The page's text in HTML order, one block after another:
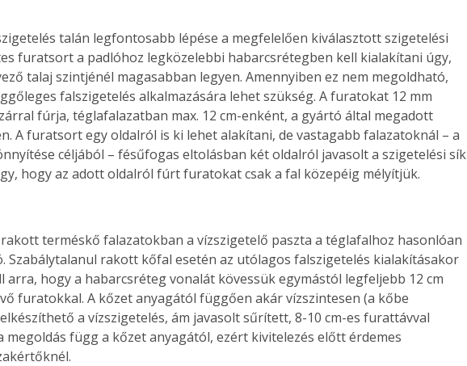
egyedi
vagy
Bárhol,
élve
talán legfontosabb lépése a megfelelően kiválasztott szigetelési
furatsort a padlóhoz legközelebbi habarcsrétegben kell kialakítani úgy,
talaj szintjénél magasabban legyen. Amennyiben ez nem megoldható,
falszigetelés alkalmazására lehet szükség. A furatokat 12 mm
fúrja, téglafalazatban max. 12 cm-enként, a gyártó által megadott
A furatsort egy oldalról is ki lehet alakítani, de vastagabb falazatoknál – a
céljából – fésűfogas eltolásban két oldalról javasolt a szigetelési sík
hogy az adott oldalról fúrt furatokat csak a fal közepéig mélyítjük.
terméskő falazatokban a vízszigetelő paszta a téglafalhoz hasonlóan
Szabálytalanul rakott kőfal esetén az utólagos falszigetelés kialakításakor
arra, hogy a habarcsréteg vonalát kövessük egymástól legfeljebb 12 cm
furatokkal. A kőzet anyagától függően akár vízszintesen (a kőbe
a vízszigetelés, ám javasolt sűrített, 8-10 cm-es furattávval
megoldás függ a kőzet anyagától, ezért kivitelezés előtt érdemes